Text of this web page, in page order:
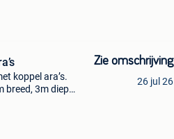
koppel ara’s.
breed, 3m diep
Zie omschrijving
26 jul 26